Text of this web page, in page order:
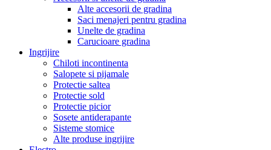
Alte accesorii de gradina
Saci menajeri pentru gradina
Unelte de gradina
Carucioare gradina
Ingrijire
Chiloti incontinenta
Salopete si pijamale
Protectie saltea
Protectie sold
Protectie picior
Sosete antiderapante
Sisteme stomice
Alte produse ingrijire